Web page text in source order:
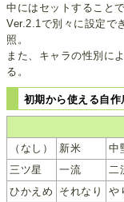
中にはセットすること
Ver.2.1で別々に設定で
照。
また、キャラの性別に
る。
初期から使える自
（なし）
新米 中
三ツ星
一流 二
ひかえめ
それなり や